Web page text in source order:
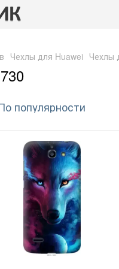
Чехлы для Huawei Чехлы
популярности